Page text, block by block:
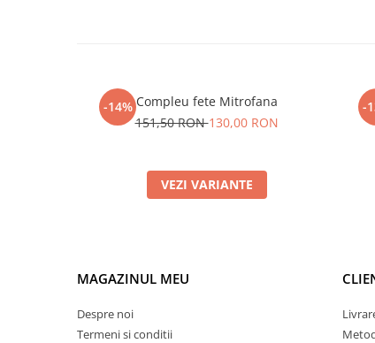
-14% Compleu fete Mitrofana
151,50 RON130,00 RON
VEZI VARIANTE
-
MAGAZINUL MEU
Despre noi
Termeni si conditii